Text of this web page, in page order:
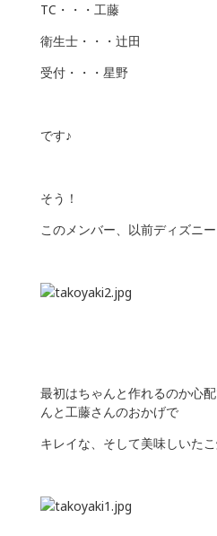
TC・・・工藤
衛生士・・・辻田
受付・・・星野
です♪
そう！
このメンバー、以前ディズニ
最初はちゃんと作れるのか心
んと工藤さんのおかげで
キレイな、そして美味しいたこ